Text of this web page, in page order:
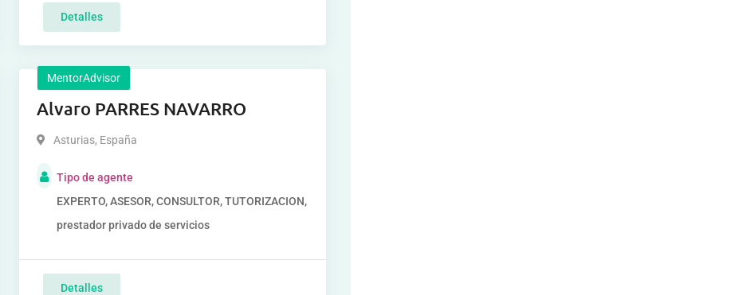
Detalles
MentorAdvisor
Alvaro PARRES NAVARRO
Asturias, España
Tipo de agente
EXPERTO, ASESOR, CONSULTOR, TUTORIZACION,
prestador privado de servicios
Detalles